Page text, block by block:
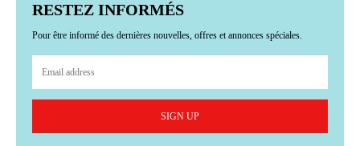
RESTEZ INFORMÉS
Pour être informé des dernières nouvelles, offres et annonces spéciales.
SIGN UP